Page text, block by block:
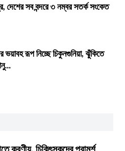
দেশের সব বন্দরে ৩ নম্বর সতর্ক সংকেত
ভয়াবহ রূপ নিচ্ছে চিকুনগুনিয়া, ঝুঁকিতে